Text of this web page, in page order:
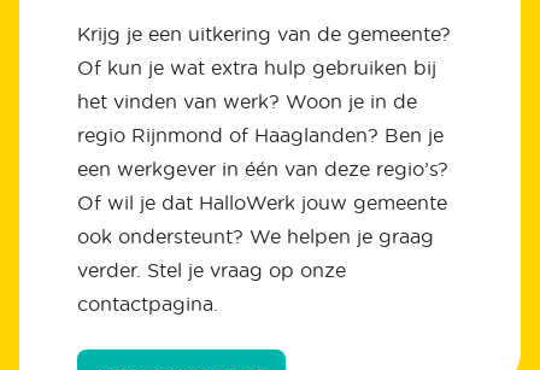
Krijg je een uitkering van de gemeente?
Of kun je wat extra hulp gebruiken bij
het vinden van werk? Woon je in de
regio Rijnmond of Haaglanden? Ben je
een werkgever in één van deze regio’s?
Of wil je dat HalloWerk jouw gemeente
ook ondersteunt? We helpen je graag
verder. Stel je vraag op onze
contactpagina.